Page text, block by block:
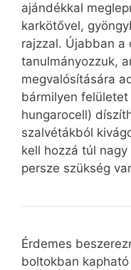
ajándékkal
karkötővel,
rajzzal. Újabban a
tanulmányozzuk,
megvalósítására
bármilyen
hungarocell)
szalvétákból
kell hozzá túl
persze szükség
Érdemes
boltokban